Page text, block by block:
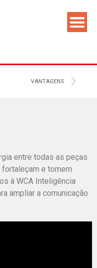
VANTAGENS
entre todas as peças
e tomem
à WCA Inteligência
ampliar a comunicação